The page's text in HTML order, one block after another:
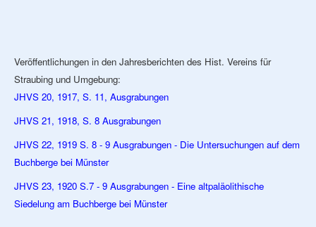
Veröffentlichungen in den Jahresberichten des Hist. Vereins für
Straubing und Umgebung:
JHVS 20, 1917, S. 11, Ausgrabungen
JHVS 21, 1918, S. 8 Ausgrabungen
JHVS 22, 1919 S. 8 - 9 Ausgrabungen - Die Untersuchungen auf dem
Buchberge bei Münster
JHVS 23, 1920 S.7 - 9 Ausgrabungen - Eine altpaläolithische
Siedelung am Buchberge bei Münster